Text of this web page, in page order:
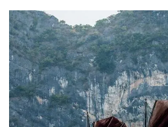
Villages des
d’artisanat à Ninh